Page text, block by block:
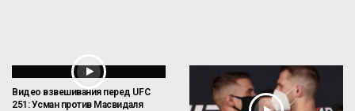
Видео взвешивания перед UFC
251: Усман против Масвидаля